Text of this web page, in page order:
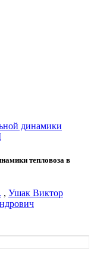
динамики
тепловоза в
, Ушак Виктор